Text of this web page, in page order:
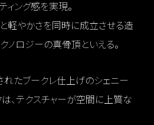
ィング感を実現。
軽やかさを同時に成立させる造
ノロジーの真骨頂といえる。
れたブークレ仕上げのシェニー
は、テクスチャーが空間に上質な